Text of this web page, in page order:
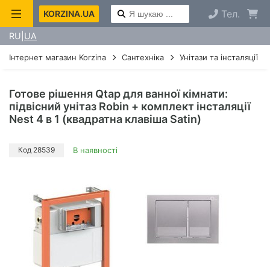
KORZINA.UA Тел.
RU UA
Інтернет магазин Korzina Сантехніка Унітази та інсталяції
Готове рішення Qtap для ванної кімнати:
підвісний унітаз Robin + комплект інсталяції
Nest 4 в 1 (квадратна клавіша Satin)
Код 28539 В наявності